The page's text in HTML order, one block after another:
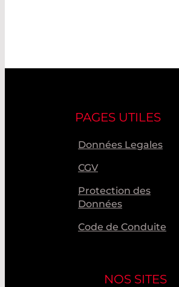
PAGES UTILES
Données Legales
CGV
Protection des
Données
Code de Conduite
NOS SITES